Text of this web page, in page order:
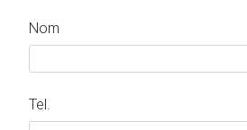
Nom
Tel.